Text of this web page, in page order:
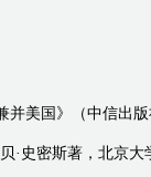
并美国》（中信出
·史密斯著，北京